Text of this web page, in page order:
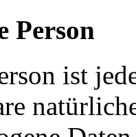
Person
ist